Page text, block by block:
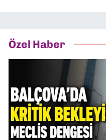
Özel Haber